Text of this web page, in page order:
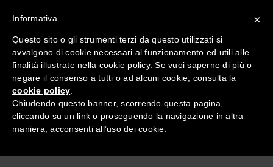
Tutte le categorie
×
Informativa
Questo sito o gli strumenti terzi da questo utilizzati si
avvalgono di cookie necessari al funzionamento ed utili alle
finalità illustrate nella cookie policy. Se vuoi saperne di più o
negare il consenso a tutti o ad alcuni cookie, consulta la
cookie policy
Chiudendo questo banner, scorrendo questa pagina,
cliccando su un link o proseguendo la navigazione in altra
maniera, acconsenti all’uso dei cookie.